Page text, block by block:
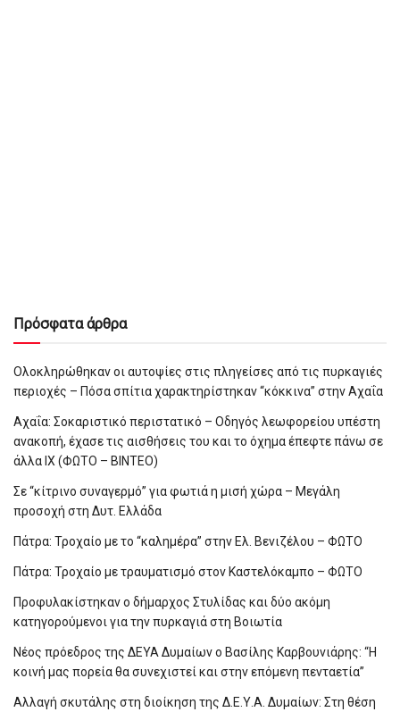
Πρόσφατα άρθρα
Ολοκληρώθηκαν οι αυτοψίες στις πληγείσες από τις πυρκαγιές
περιοχές – Πόσα σπίτια χαρακτηρίστηκαν “κόκκινα” στην Αχαΐα
Αχαΐα: Σοκαριστικό περιστατικό – Οδηγός λεωφορείου υπέστη
ανακοπή, έχασε τις αισθήσεις του και το όχημα έπεφτε πάνω σε
άλλα ΙΧ (ΦΩΤΟ – ΒΙΝΤΕΟ)
Σε “κίτρινο συναγερμό” για φωτιά η μισή χώρα – Μεγάλη
προσοχή στη Δυτ. Ελλάδα
Πάτρα: Τροχαίο με το “καλημέρα” στην Ελ. Βενιζέλου – ΦΩΤΟ
Πάτρα: Τροχαίο με τραυματισμό στον Καστελόκαμπο – ΦΩΤΟ
Προφυλακίστηκαν ο δήμαρχος Στυλίδας και δύο ακόμη
κατηγορούμενοι για την πυρκαγιά στη Βοιωτία
Νέος πρόεδρος της ΔΕΥΑ Δυμαίων ο Βασίλης Καρβουνιάρης: “Η
κοινή μας πορεία θα συνεχιστεί και στην επόμενη πενταετία”
Αλλαγή σκυτάλης στη διοίκηση της Δ.Ε.Υ.Α. Δυμαίων: Στη θέση